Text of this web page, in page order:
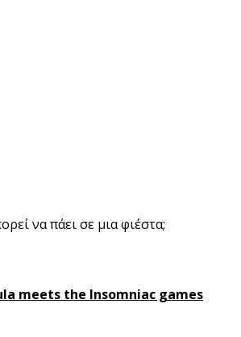
να πάει σε μια φιέστα;
meets the Insomniac games